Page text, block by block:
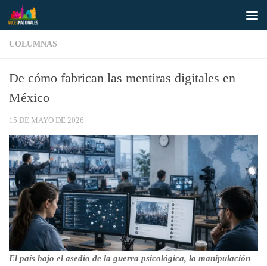
Saltar al contenido
COLUMNAS
De cómo fabrican las mentiras digitales en
México
15 DE MAYO DE 2026
El país bajo el asedio de la guerra psicológica, la manipulación